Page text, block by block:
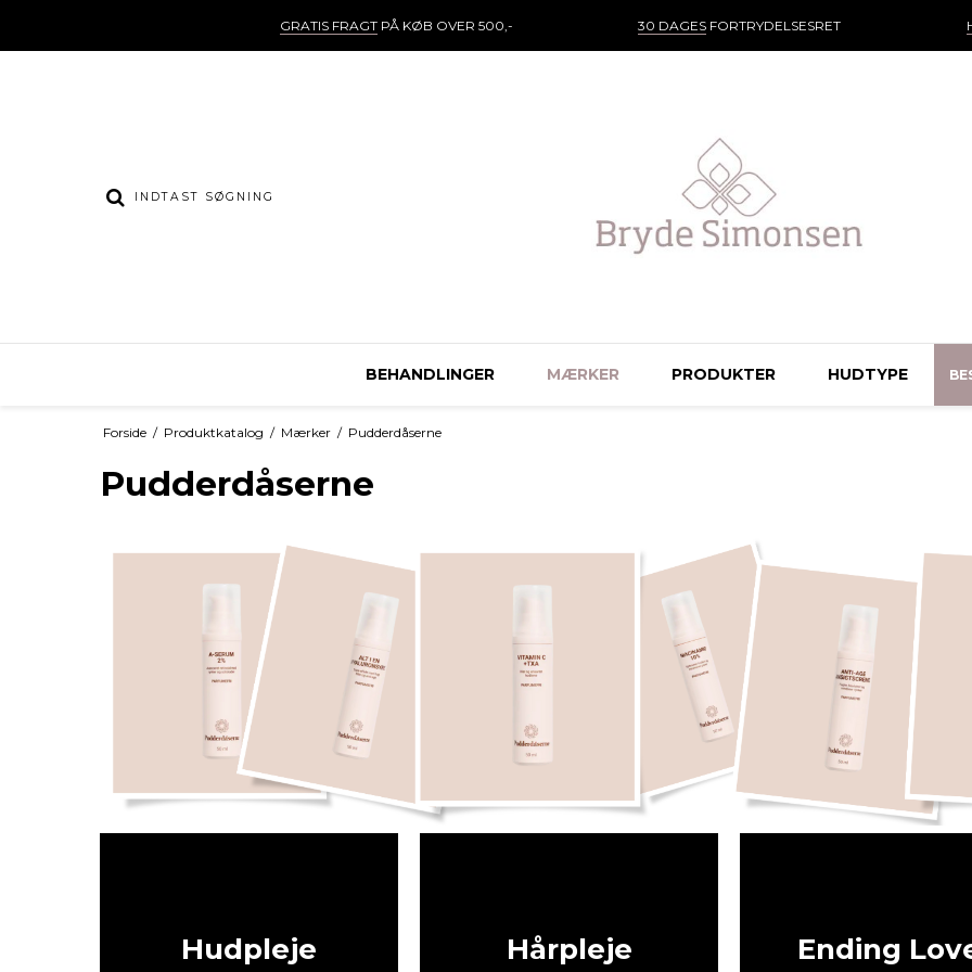
GRATIS FRAGTPÅ KØB OVER 500,- 30 DAGES FORTRYDELSESRET
BEHANDLINGER MÆRKER PRODUKTER HUDTYPE
Forside / Produktkatalog / Mærker / Pudderdåserne
Pudderdåserne
Hudpleje Hårpleje Ending